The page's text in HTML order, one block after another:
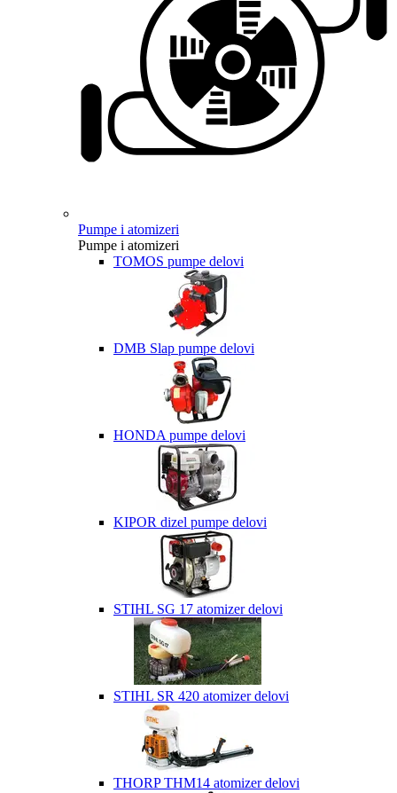
Pumpe i atomizeri
Pumpe i atomizeri
TOMOS pumpe delovi
DMB Slap pumpe delovi
HONDA pumpe delovi
KIPOR dizel pumpe delovi
STIHL SG 17 atomizer delovi
STIHL SR 420 atomizer delovi
THORP THM14 atomizer delovi